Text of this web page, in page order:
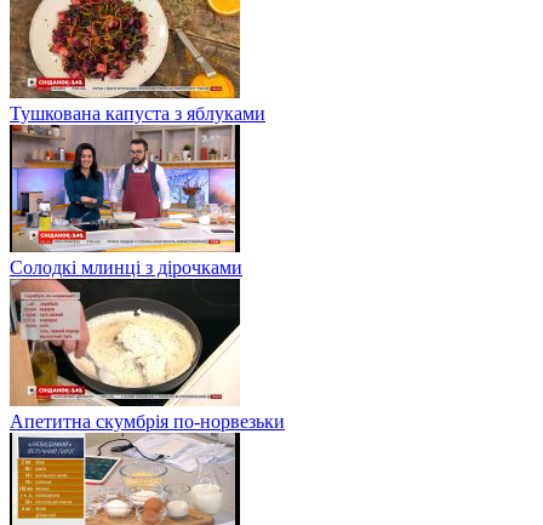
Тушкована капуста з яблуками
Солодкі млинці з дірочками
Апетитна скумбрія по-норвезьки